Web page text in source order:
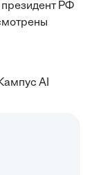
президент РФ
AI